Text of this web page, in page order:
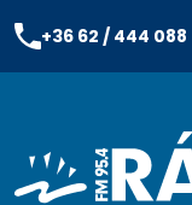
+36 62 / 444 088